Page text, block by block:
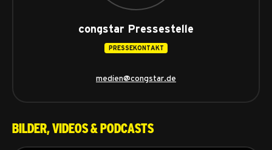
congstar Pressestelle
PRESSEKONTAKT
medien@congstar.de
Bilder, Videos & Podcasts